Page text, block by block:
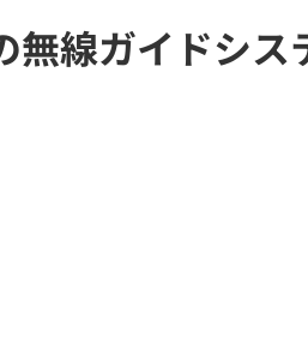
線ガイドシ